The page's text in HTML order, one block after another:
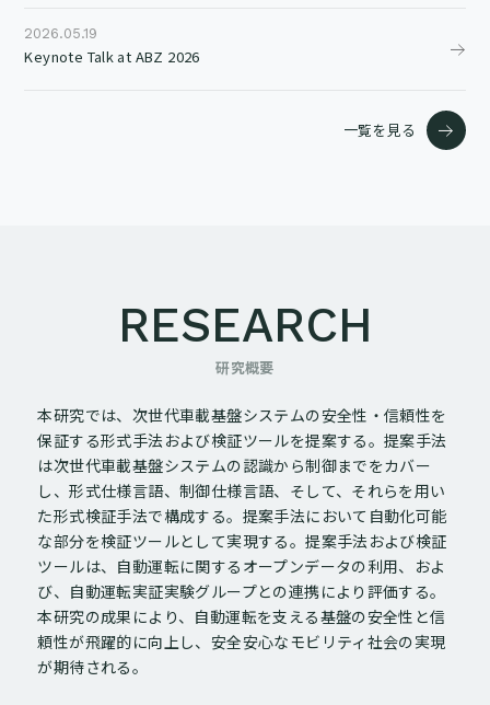
2026.05.19
Keynote Talk at ABZ 2026
一覧を見る
RESEARCH
研究概要
本研究では、次世代車載基盤システムの安全性・信頼性を
保証する形式手法および検証ツールを提案する。提案手法
は次世代車載基盤システムの認識から制御までをカバー
し、形式仕様言語、制御仕様言語、そして、それらを用い
た形式検証手法で構成する。提案手法において自動化可能
な部分を検証ツールとして実現する。提案手法および検証
ツールは、自動運転に関するオープンデータの利用、およ
び、自動運転実証実験グループとの連携により評価する。
本研究の成果により、自動運転を支える基盤の安全性と信
頼性が飛躍的に向上し、安全安心なモビリティ社会の実現
が期待される。